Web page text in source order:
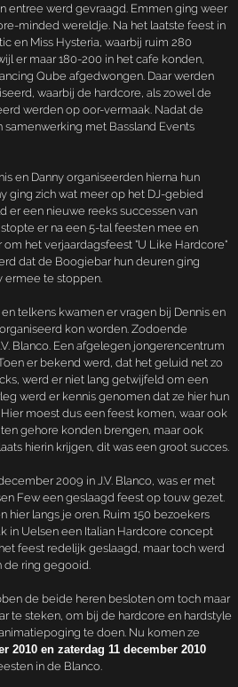
entree werd gevraagd. Emmen ging weer
minded wereldje. Na het laatste feest in
en Miss Hysteria, waarbij ruim 280
er maar 180-200 in het cafe konden,
Qube afgedwongen. Daar werden
waarbij de hardcore, als zowel de
werden op oor-vermaak. Nadat de
met Bassland Events
en Danny organiseerden hierna hun
ging zich wat meer op het DJ-gebied
er een nieuwe reeks successen van
er na een 5-tal feesten mee en
het verjaardagsfeest "U Like Hardcore"
dat de Boogiebar hun deuren ging
ermee te stoppen.
telkens kwamen er vragen bij Dennis en
kon worden. Zodoende
Blanco. Een afgelegen jongerencentrum
er bekend werd, dat het geluid net zo
werd er niet lang getwijfeld om een
werd er kennis genomen dat ze hier hun
moest dus een feest komen, waar ook
gehore konden brengen, maar ook
hierin krijgen, dit was een groot succes.
2009 in J.V. Blanco, was er met
Few een geslaagd feest op touw gezet.
langs je oren. Ruim 150 bezoekers
in Uelsen een Italian Hardcore concept
feest redelijk geslaagd, maar toch werd
de ring gegooid.
de beide heren besloten om toch maar
te steken, om bij de hardcore en hardstyle
te doen. Nu komen ze
2010 en zaterdag 11 december 2010
in de Blanco.